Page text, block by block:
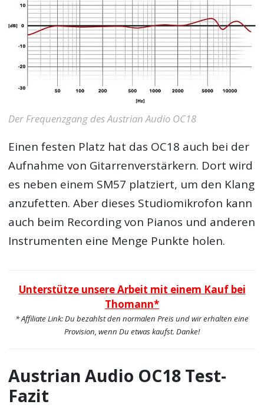
Der Frequenzgang des Austrian Audio OC18
Einen festen Platz hat das OC18 auch bei der
Aufnahme von Gitarrenverstärkern. Dort wird
es neben einem SM57 platziert, um den Klang
anzufetten. Aber dieses Studiomikrofon kann
auch beim Recording von Pianos und anderen
Instrumenten eine Menge Punkte holen.
Unterstütze unsere Arbeit mit einem Kauf bei
Thomann*
* Affiliate Link: Du bezahlst den normalen Preis und wir erhalten eine
Provision, wenn Du etwas kaufst. Danke!
Austrian Audio OC18 Test-
Fazit